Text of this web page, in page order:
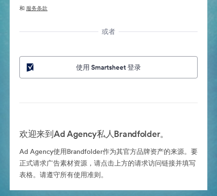
和 服务条款
或者
使用 Smartsheet 登录
欢迎来到Ad Agency私人Brandfolder。
Ad Agency使用Brandfolder作为其官方品牌资产的来源。要
正式请求广告素材资源，请点击上方的请求访问链接并填写
表格。请遵守所有使用准则。